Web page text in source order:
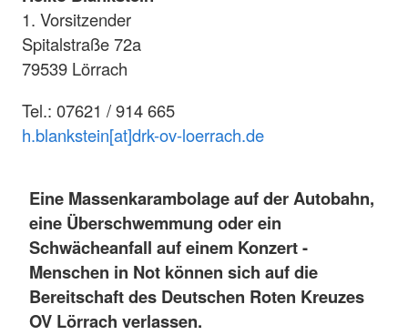
1. Vorsitzender
Spitalstraße 72a
79539 Lörrach
Tel.: 07621 / 914 665
h.blankstein[at]drk-ov-loerrach.de
Eine Massenkarambolage auf der Autobahn,
eine Überschwemmung oder ein
Schwächeanfall auf einem Konzert -
Menschen in Not können sich auf die
Bereitschaft des Deutschen Roten Kreuzes
OV Lörrach verlassen.